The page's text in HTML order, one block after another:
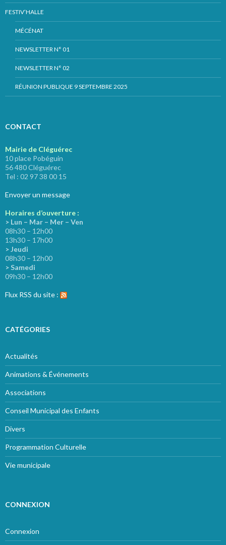
FESTIV’HALLE
MÉCÉNAT
NEWSLETTER N° 01
NEWSLETTER N° 02
RÉUNION PUBLIQUE 9 SEPTEMBRE 2025
CONTACT
Mairie de Cléguérec
10 place Pobéguin
56 480 Cléguérec
Tel : 02 97 38 00 15
Envoyer un message
Horaires d’ouverture :
> Lun – Mar – Mer – Ven
08h30 – 12h00
13h30 – 17h00
> Jeudi
08h30 – 12h00
> Samedi
09h30 – 12h00
Flux RSS du site :
CATÉGORIES
Actualités
Animations & Événements
Associations
Conseil Municipal des Enfants
Divers
Programmation Culturelle
Vie municipale
CONNEXION
Connexion